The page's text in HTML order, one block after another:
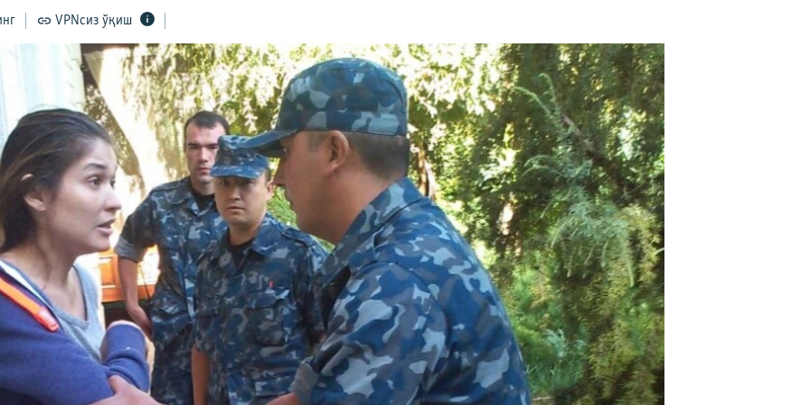
VPNсиз ўқиш